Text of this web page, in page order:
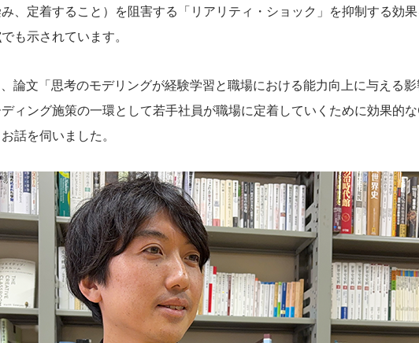
、定着すること）を阻害する「リアリティ・ショック」を抑制する効果
でも示されています。
論文「思考のモデリングが経験学習と職場における能力向上に与える
ィング施策の一環として若手社員が職場に定着していくために効果的
話を伺いました。